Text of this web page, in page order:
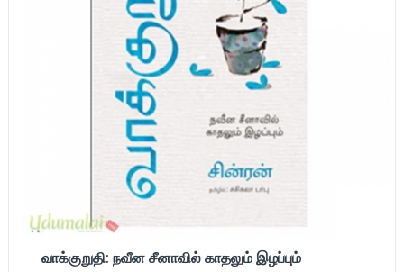
வாக்குறுதி: நவீன சீனாவில் காதலும் இழப்பும்